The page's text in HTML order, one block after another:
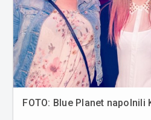
FOTO: Blue Planet napolnili